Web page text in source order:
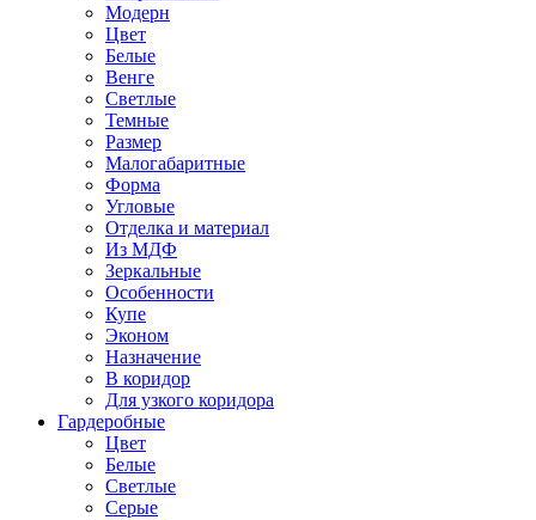
Модерн
Цвет
Белые
Венге
Светлые
Темные
Размер
Малогабаритные
Форма
Угловые
Отделка и материал
Из МДФ
Зеркальные
Особенности
Купе
Эконом
Назначение
В коридор
Для узкого коридора
Гардеробные
Цвет
Белые
Светлые
Серые